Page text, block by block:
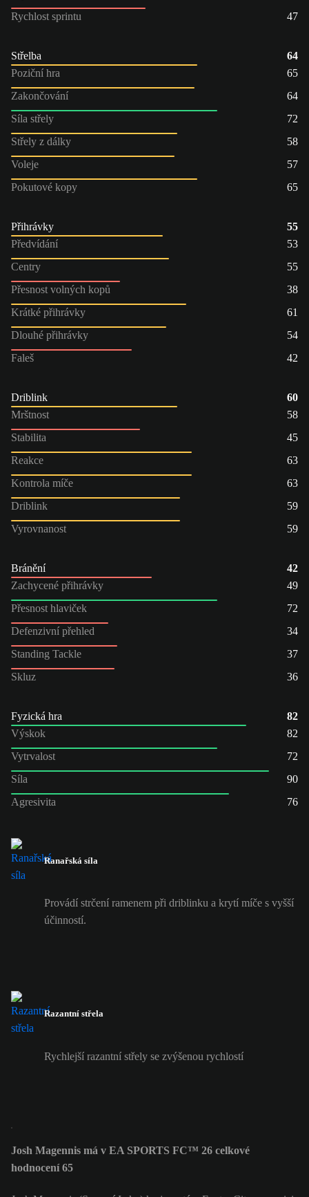
Rychlost sprintu
47
Střelba
64
Poziční hra
65
Zakončování
64
Síla střely
72
Střely z dálky
58
Voleje
57
Pokutové kopy
65
Přihrávky
55
Předvídání
53
Centry
55
Přesnost volných kopů
38
Krátké přihrávky
61
Dlouhé přihrávky
54
Faleš
42
Driblink
60
Mrštnost
58
Stabilita
45
Reakce
63
Kontrola míče
63
Driblink
59
Vyrovnanost
59
Bránění
42
Zachycené přihrávky
49
Přesnost hlaviček
72
Defenzivní přehled
34
Standing Tackle
37
Skluz
36
Fyzická hra
82
Výskok
82
Vytrvalost
72
Síla
90
Agresivita
76
Ranařská síla
Provádí strčení ramenem při driblinku a krytí míče s vyšší
účinností.
Razantní střela
Rychlejší razantní střely se zvýšenou rychlostí
Josh Magennis má v EA SPORTS FC™ 26 celkové
hodnocení 65